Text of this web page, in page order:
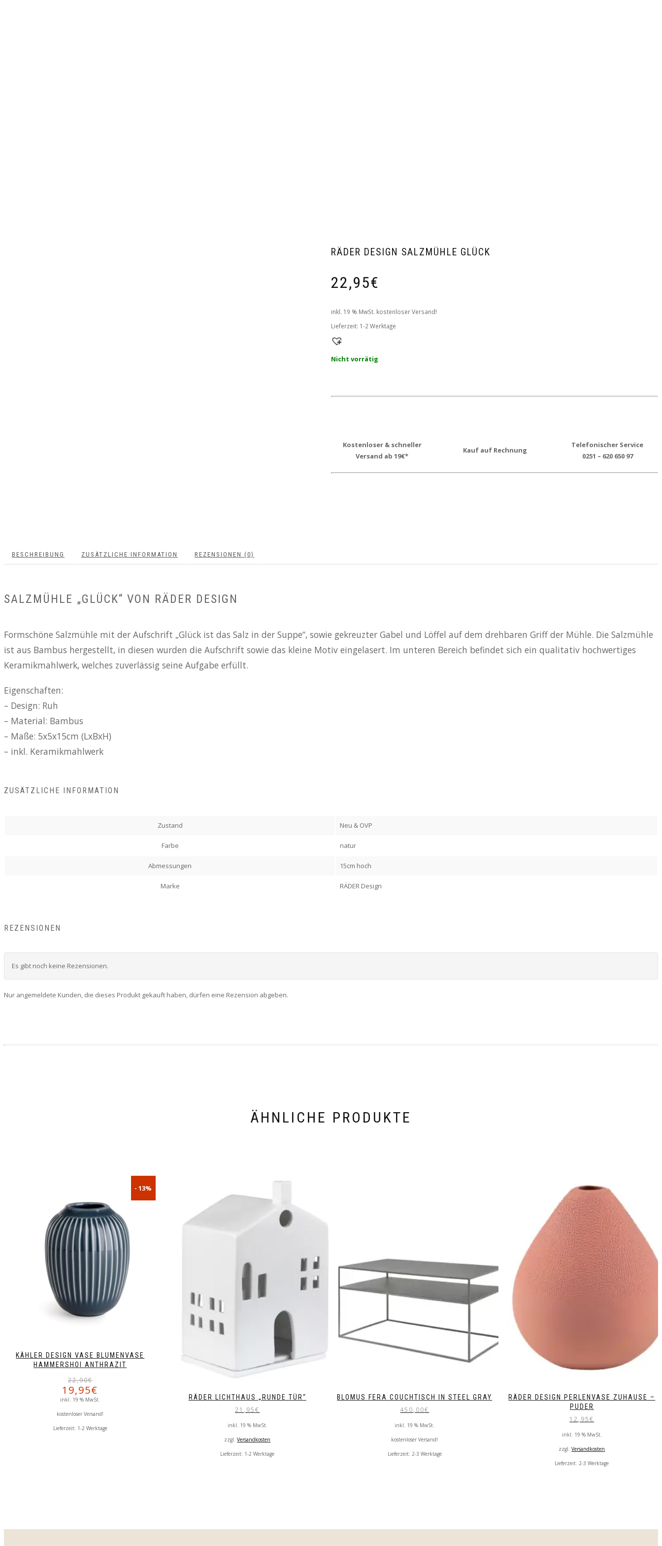
RÄDER DESIGN SALZMÜHLE GLÜCK
22,95€
inkl. 19 % MwSt. kostenloser Versand!
Lieferzeit: 1-2 Werktage
Nicht vorrätig
Kostenloser & schneller
Versand ab 19€*
Kauf auf Rechnung
Telefonischer Service
0251 – 620 650 97
BESCHREIBUNG ZUSÄTZLICHE INFORMATION REZENSIONEN (0)
SALZMÜHLE „GLÜCK“ VON RÄDER DESIGN
Formschöne Salzmühle mit der Aufschrift „Glück ist das Salz in der Suppe“, sowie gekreuzter Gabel und Löffel auf dem drehbaren Griff der Mühle. Die Salzmühle
ist aus Bambus hergestellt, in diesen wurden die Aufschrift sowie das kleine Motiv eingelasert. Im unteren Bereich befindet sich ein qualitativ hochwertiges
Keramikmahlwerk, welches zuverlässig seine Aufgabe erfüllt.
Eigenschaften:
– Design: Ruh
– Material: Bambus
– Maße: 5x5x15cm (LxBxH)
– inkl. Keramikmahlwerk
ZUSÄTZLICHE INFORMATION
Zustand Neu & OVP
Farbe natur
Abmessungen 15cm hoch
Marke RÄDER Design
REZENSIONEN
Es gibt noch keine Rezensionen.
Nur angemeldete Kunden, die dieses Produkt gekauft haben, dürfen eine Rezension abgeben.
ÄHNLICHE PRODUKTE
KÄHLER DESIGN VASE BLUMENVASE
HAMMERSHOI ANTHRAZIT
- 13%
22,90€
19,95€
inkl. 19 % MwSt.
kostenloser Versand!
Lieferzeit: 1-2 Werktage
RÄDER LICHTHAUS „RUNDE TÜR“
21,95€
inkl. 19 % MwSt.
zzgl.Versandkosten
Lieferzeit: 1-2 Werktage
BLOMUS FERA COUCHTISCH IN STEEL GRAY
450,00€
inkl. 19 % MwSt.
kostenloser Versand!
Lieferzeit: 2-3 Werktage
RÄDER DESIGN PERLENVASE ZUHAUSE –
PUDER
12,95€
inkl. 19 % MwSt.
zzgl.Versandkosten
Lieferzeit:2-3 Werktage